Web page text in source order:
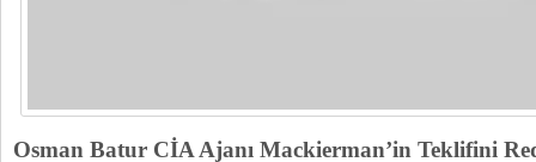
Osman Batur CİA Ajanı Mackierman’in Teklifini